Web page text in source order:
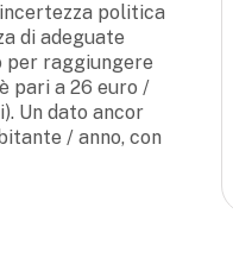
politica
di adeguate
per raggiungere
pari a 26 euro /
Un dato ancor
/ anno, con